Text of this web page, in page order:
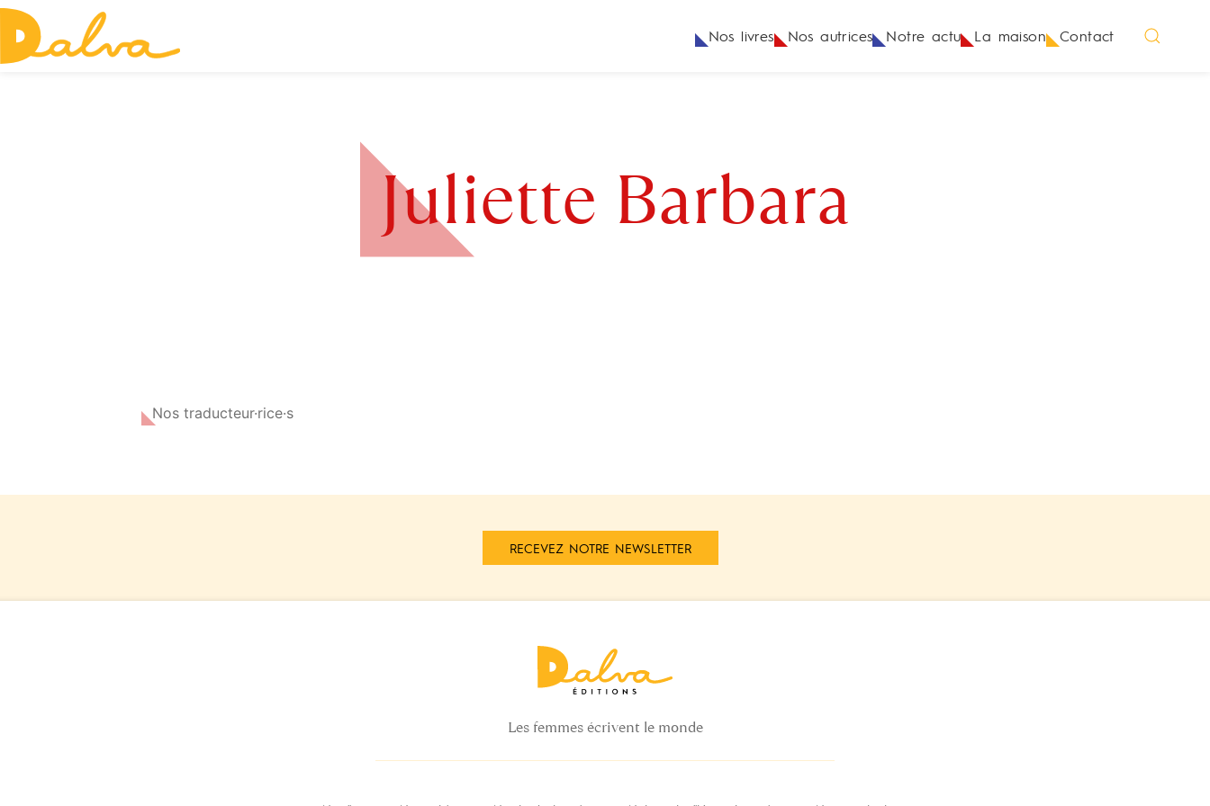
Nos livres Nos autrices Notre actu La maison Contact
Juliette Barbara
Nos traducteur·rice·s
RECEVEZ NOTRE NEWSLETTER
Les femmes écrivent le monde